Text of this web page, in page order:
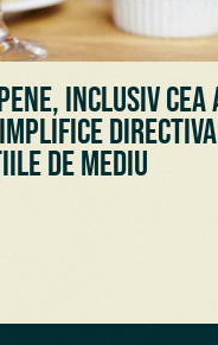
inclusiv cea
Directiva
de mediu